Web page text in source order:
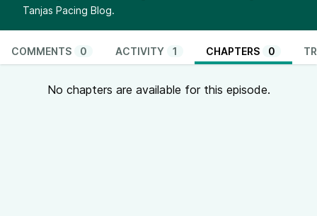
Tanjas Pacing Blog.
COMMENTS 0 ACTIVITY 1 CHAPTERS 0
No chapters are available for this episode.